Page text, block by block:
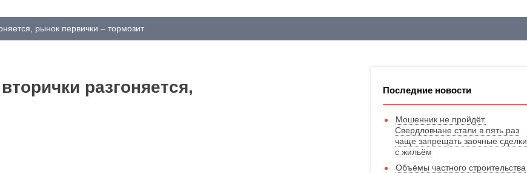
рынок первички – тормозит
разгоняется,
Последние новости
Мошенник не пройдёт.
Свердловчане стали в пять раз
чаще запрещать заочные сделки
с жильём
Объёмы частного строительства